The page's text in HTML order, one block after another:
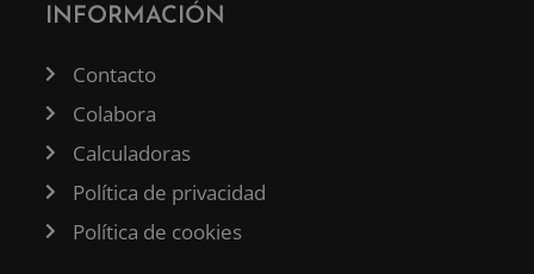
INFORMACIÓN
Contacto
Colabora
Calculadoras
Política de privacidad
Política de cookies